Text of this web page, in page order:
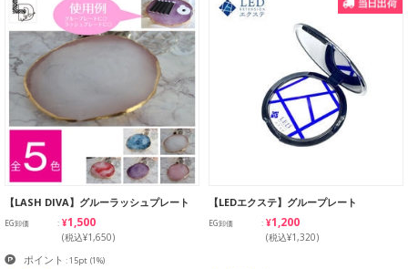
【LASH DIVA】グルーラッシュプレート
EG卸価 ¥1,500
(税込¥1,650)
ポイント : 15pt (1%)
【LEDエクステ】グループレート
EG卸価 ¥1,200
(税込¥1,320)